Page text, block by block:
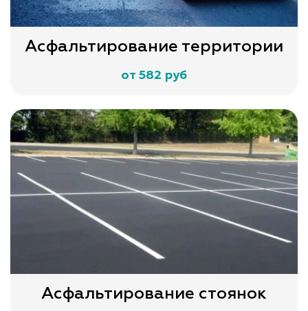
Асфальтирование территории
от 582 руб
Асфальтирование стоянок